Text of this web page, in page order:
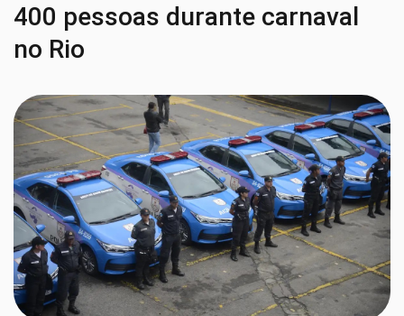
400 pessoas durante carnaval
no Rio